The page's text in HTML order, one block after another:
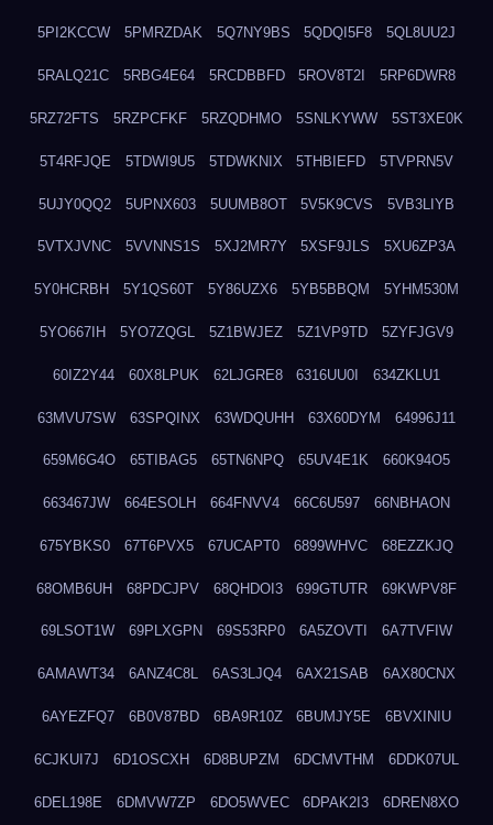
5PI2KCCW 5PMRZDAK 5Q7NY9BS 5QDQI5F8 5QL8UU2J
5RALQ21C 5RBG4E64 5RCDBBFD 5ROV8T2I 5RP6DWR8
5RZ72FTS 5RZPCFKF 5RZQDHMO 5SNLKYWW 5ST3XE0K
5T4RFJQE 5TDWI9U5 5TDWKNIX 5THBIEFD 5TVPRN5V
5UJY0QQ2 5UPNX603 5UUMB8OT 5V5K9CVS 5VB3LIYB
5VTXJVNC 5VVNNS1S 5XJ2MR7Y 5XSF9JLS 5XU6ZP3A
5Y0HCRBH 5Y1QS60T 5Y86UZX6 5YB5BBQM 5YHM530M
5YO667IH 5YO7ZQGL 5Z1BWJEZ 5Z1VP9TD 5ZYFJGV9
60IZ2Y44 60X8LPUK 62LJGRE8 6316UU0I 634ZKLU1
63MVU7SW 63SPQINX 63WDQUHH 63X60DYM 64996J11
659M6G4O 65TIBAG5 65TN6NPQ 65UV4E1K 660K94O5
663467JW 664ESOLH 664FNVV4 66C6U597 66NBHAON
675YBKS0 67T6PVX5 67UCAPT0 6899WHVC 68EZZKJQ
68OMB6UH 68PDCJPV 68QHDOI3 699GTUTR 69KWPV8F
69LSOT1W 69PLXGPN 69S53RP0 6A5ZOVTI 6A7TVFIW
6AMAWT34 6ANZ4C8L 6AS3LJQ4 6AX21SAB 6AX80CNX
6AYEZFQ7 6B0V87BD 6BA9R10Z 6BUMJY5E 6BVXINIU
6CJKUI7J 6D1OSCXH 6D8BUPZM 6DCMVTHM 6DDK07UL
6DEL198E 6DMVW7ZP 6DO5WVEC 6DPAK2I3 6DREN8XO